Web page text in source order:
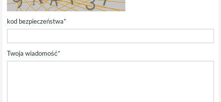
kod bezpieczeństwa*
Twoja wiadomość*